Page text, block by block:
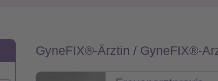
GyneFIX®-Ärztin / GyneFIX®-